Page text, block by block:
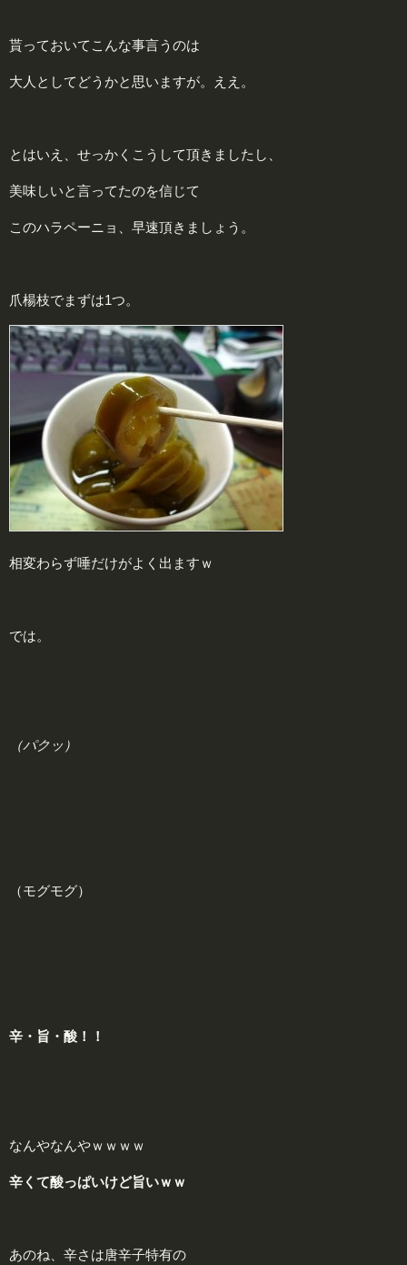
貰っておいてこんな事言うのは
大人としてどうかと思いますが。ええ。
とはいえ、せっかくこうして頂きましたし、
美味しいと言ってたのを信じて
このハラペーニョ、早速頂きましょう。
爪楊枝でまずは1つ。
相変わらず唾だけがよく出ますｗ
では。
（パクッ）
（モグモグ）
辛 ・ 旨 ・ 酸 ！！
なんやなんやｗｗｗｗ
辛くて酸っぱいけど旨いｗｗ
あのね、辛さは唐辛子特有の